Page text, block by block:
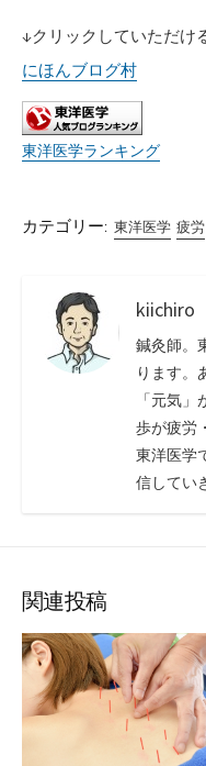
↓クリックしていただけ
にほんブログ村
東洋医学ランキング
カテゴリー: 東洋医学 疲労
kiichiro
鍼灸師。
ります。
「元気
歩が疲労
東洋医学
信してい
関連投稿